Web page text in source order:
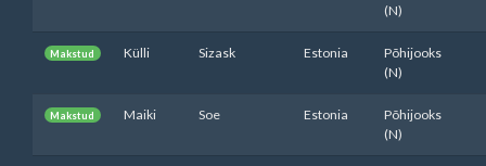
(N)
Makstud Külli Sizask Estonia
Põhijooks
(N)
Makstud Maiki Soe Estonia
Põhijooks
(N)